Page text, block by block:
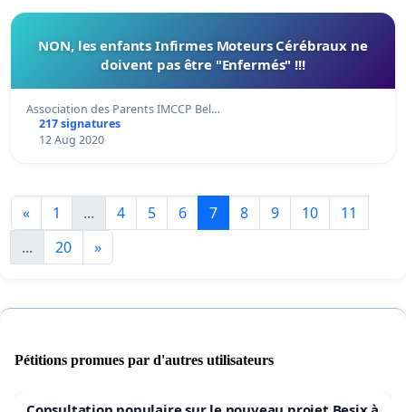
NON, les enfants Infirmes Moteurs Cérébraux ne
doivent pas être "Enfermés" !!!
Association des Parents IMCCP Bel…
217 signatures
12 Aug 2020
« 1 ... 4 5 6 7 8 9 10
11
...
20 »
Pétitions promues par d'autres utilisateurs